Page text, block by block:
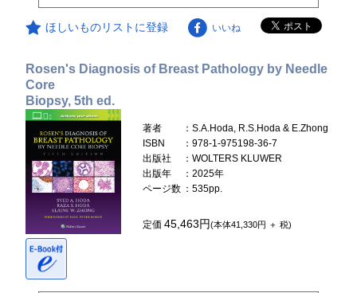
ほしいものリストに登録 いいね
Rosen's Diagnosis of Breast Pathology by Needle
Core
Biopsy, 5th ed.
著者
：S.A.Hoda, R.S.Hoda & E.Zhong
ISBN
：978-1-975198-36-7
出版社
：WOLTERS KLUWER
出版年
：2025年
ページ数 ：535pp.
定価45,463円(本体41,330円 ＋ 税)